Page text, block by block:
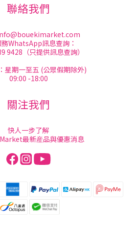
聯絡我們
WhatsApp訊息查詢：
9428（只提供訊息查詢）
星期一至五 (公眾假期除外)
09:00 -18:00
關注我們
快人一步了解
最新産品與優惠消息